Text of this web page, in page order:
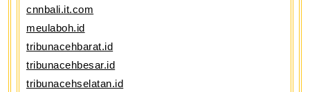
cnnbali.it.com
meulaboh.id
tribunacehbarat.id
tribunacehbesar.id
tribunacehselatan.id